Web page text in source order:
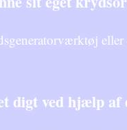
digt ved hjælp af